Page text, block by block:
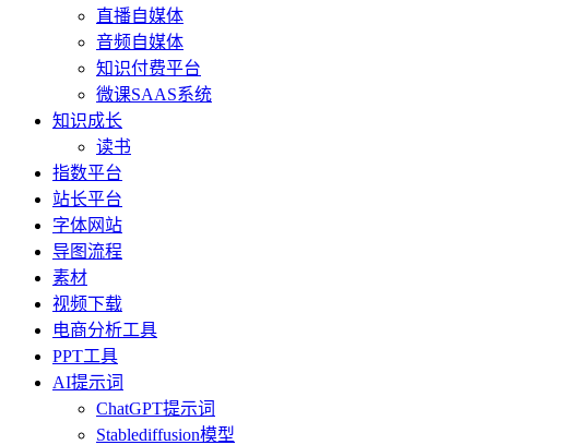
直播自媒体
音频自媒体
知识付费平台
微课SAAS系统
知识成长
读书
指数平台
站长平台
字体网站
导图流程
素材
视频下载
电商分析工具
PPT工具
AI提示词
ChatGPT提示词
Stablediffusion模型